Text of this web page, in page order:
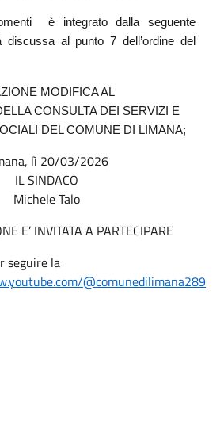
è integrato dalla seguente
discussa al punto 7 dell’ordine del
MODIFICA AL
CONSULTA DEI SERVIZI E
DEL COMUNE DI LIMANA;
lì 20/03/2026
IL SINDACO
Michele Talo
E’ INVITATA A PARTECIPARE
seguire la
@comunedilimana289